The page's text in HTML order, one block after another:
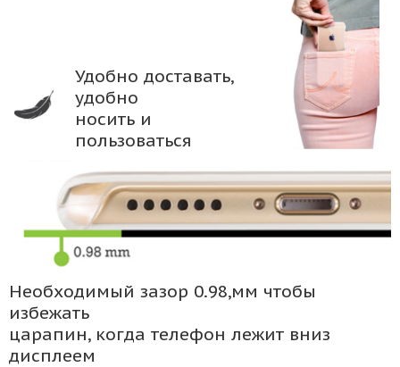
Удобно доставать,
удобно
носить и
пользоваться
Необходимый зазор 0.98,мм чтобы
избежать
царапин, когда телефон лежит вниз
дисплеем